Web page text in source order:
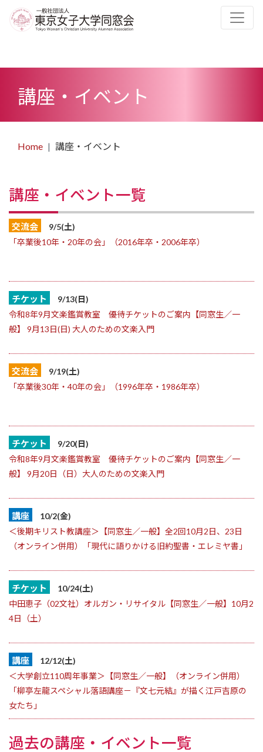
講座・イベント
Home 講座・イベント
講座・イベント一覧
交流会
9/5(土)
「卒業後10年・20年の会」（2016年卒・2006年卒）
チケット
9/13(日)
令和8年9月文楽鑑賞教室 優待チケットのご案内【同窓生／一
般】 9月13日(日) 大人のための文楽入門
交流会
9/19(土)
「卒業後30年・40年の会」（1996年卒・1986年卒）
チケット
9/20(日)
令和8年9月文楽鑑賞教室 優待チケットのご案内【同窓生／一
般】 9月20日（日）大人のための文楽入門
講座
10/2(金)
＜後期キリスト教講座＞【同窓生／一般】全2回10月2日、23日
（オンライン併用）「現代に語りかける旧約聖書・エレミヤ書」
チケット
10/24(土)
中田恵子（02文社）オルガン・リサイタル【同窓生／一般】10月2
4日（土）
講座
12/12(土)
＜大学創立110周年事業＞【同窓生／一般】（オンライン併用）
「柳亭左龍スペシャル落語講座－『文七元結』が描く江戸吉原の
女たち」
過去の講座・イベント一覧